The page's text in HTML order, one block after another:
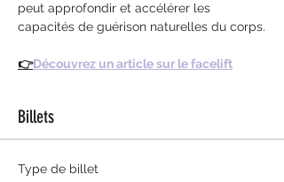
peut approfondir et accélérer les
capacités de guérison naturelles du corps.
👉Découvrez un article sur le facelift
Billets
Type de billet